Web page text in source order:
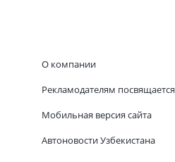
О компании
Рекламодателям посвящается
Мобильная версия сайта
Автоновости Узбекистана